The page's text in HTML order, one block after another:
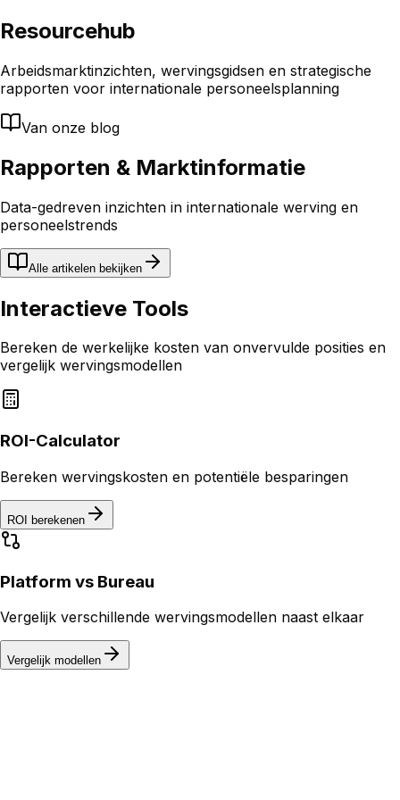
Resourcehub
Arbeidsmarktinzichten, wervingsgidsen en strategische
rapporten voor internationale personeelsplanning
Van onze blog
Rapporten & Marktinformatie
Data-gedreven inzichten in internationale werving en
personeelstrends
Alle artikelen bekijken
Interactieve Tools
Bereken de werkelijke kosten van onvervulde posities en
vergelijk wervingsmodellen
ROI-Calculator
Bereken wervingskosten en potentiële besparingen
ROI berekenen
Platform vs Bureau
Vergelijk verschillende wervingsmodellen naast elkaar
Vergelijk modellen